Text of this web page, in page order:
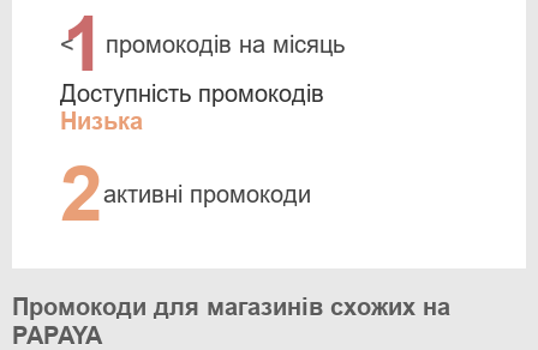
<
1 промокодів на місяць
Доступність промокодів
Низька
2активні промокоди
Промокоди для магазинів схожих на
PAPAYA